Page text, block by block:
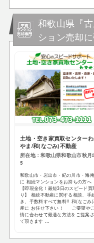
和歌山県『
ション売却
土地・空き家買取センター
やま/和(なごみ)不動産
所在地：和歌山県和歌山市秋月
5
和歌山市・岩出市・紀の川市・海
に 相続マンションをお持ちの方へ
【即現金化！最短3日のスピード買
り】 相続不動産に関する相談、手
き、手数料すべて無料!! 和(なごみ
産に お任せ下さい！ ご要望や
情に合わせて最適な方法をご提案
て頂きます ...